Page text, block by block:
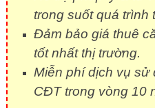
trong suốt quá trình
Đảm bảo giá thuê
tốt nhất thị trường.
Miễn phí dịch vụ sử
CĐT trong vòng 10